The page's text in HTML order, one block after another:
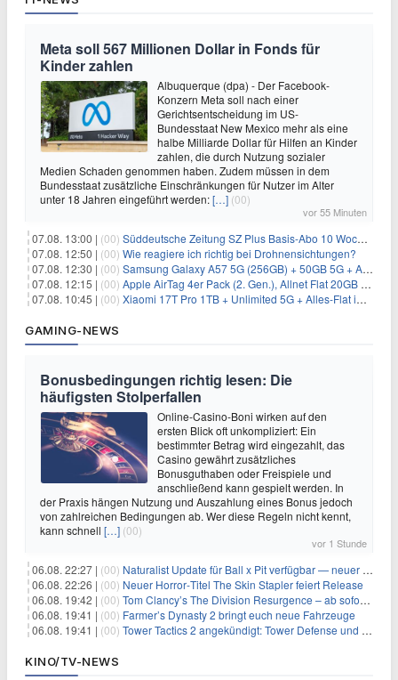
Meta soll 567 Millionen Dollar in Fonds für
Kinder zahlen
Albuquerque (dpa) - Der Facebook-
Konzern Meta soll nach einer
Gerichtsentscheidung im US-
Bundesstaat New Mexico mehr als eine
halbe Milliarde Dollar für Hilfen an Kinder
zahlen, die durch Nutzung sozialer
Medien Schaden genommen haben. Zudem müssen in dem
Bundesstaat zusätzliche Einschränkungen für Nutzer im Alter
unter 18 Jahren eingeführt werden:[…] (00)
vor 55 Minuten
07.08. 13:00 | (00) Süddeutsche Zeitung SZ Plus Basis-Abo 10 Wochen für 10€
07.08. 12:50 | (00) Wie reagiere ich richtig bei Drohnensichtungen?
07.08. 12:30 | (00) Samsung Galaxy A57 5G (256GB) + 50GB 5G + Alles-Flat im Vodafone-Netz für 19,99€/Monat – eff. 2,36€/Monat
07.08. 12:15 | (00) Apple AirTag 4er Pack (2. Gen.), Allnet Flat 20GB 5G im Telekom-Netz für 14,99€/Monat – eff. 2,07€/Monat
07.08. 10:45 | (00) Xiaomi 17T Pro 1TB + Unlimited 5G + Alles-Flat im o2 Netz für 29,99€/Monat – eff. 1,15€/Monat
GAMING-NEWS
Bonusbedingungen richtig lesen: Die
häufigsten Stolperfallen
Online-Casino-Boni wirken auf den
ersten Blick oft unkompliziert: Ein
bestimmter Betrag wird eingezahlt, das
Casino gewährt zusätzliches
Bonusguthaben oder Freispiele und
anschließend kann gespielt werden. In
der Praxis hängen Nutzung und Auszahlung eines Bonus jedoch
von zahlreichen Bedingungen ab. Wer diese Regeln nicht kennt,
kann schnell […] (00)
vor 1 Stunde
06.08. 22:27 | (00) Naturalist Update für Ball x Pit verfügbar — neuer Content auf allen Plattformen
06.08. 22:26 | (00) Neuer Horror‑Titel The Skin Stapler feiert Release
06.08. 19:42 | (00) Tom Clancy’s The Division Resurgence – ab sofort für euch verfügbar
06.08. 19:41 | (00) Farmer’s Dynasty 2 bringt euch neue Fahrzeuge
06.08. 19:41 | (00) Tower Tactics 2 angekündigt: Tower Defense und Deckbuilding Kombo kehrt zurück
KINO/TV-NEWS